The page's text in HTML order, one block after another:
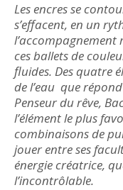
Les encres se
s’effacent, en un
ces ballets de
fluides. Des quatre
de l’eau que
Penseur du rêve,
l’élément le plus
combinaisons de
jouer entre ses
énergie créatrice,
l’incontrôlable.